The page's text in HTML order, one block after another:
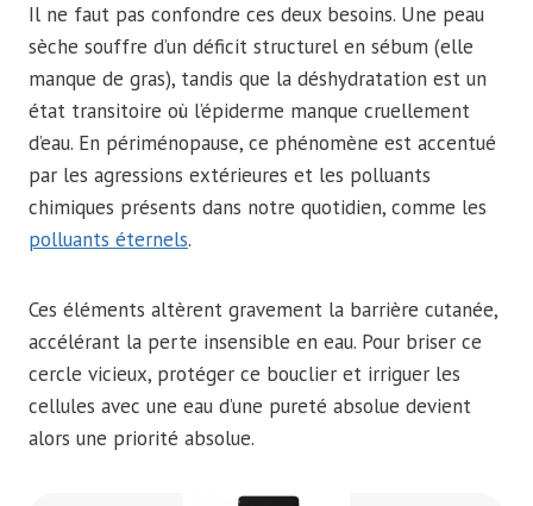
Il ne faut pas confondre ces deux besoins. Une peau
sèche souffre d’un déficit structurel en sébum (elle
manque de gras), tandis que la déshydratation est un
état transitoire où l’épiderme manque cruellement
d’eau. En périménopause, ce phénomène est accentué
par les agressions extérieures et les polluants
chimiques présents dans notre quotidien, comme les
polluants éternels.
Ces éléments altèrent gravement la barrière cutanée,
accélérant la perte insensible en eau. Pour briser ce
cercle vicieux, protéger ce bouclier et irriguer les
cellules avec une eau d’une pureté absolue devient
alors une priorité absolue.